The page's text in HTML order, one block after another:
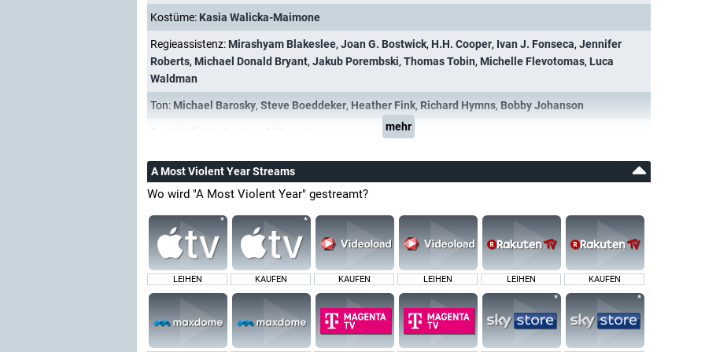
Kostüme: Kasia Walicka-Maimone
Regieassistenz: Mirashyam Blakeslee, Joan G. Bostwick, H.H. Cooper, Ivan J. Fonseca, Jennifer
Roberts, Michael Donald Bryant, Jakub Porembski, Thomas Tobin, Michelle Flevotomas, Luca
Waldman
Ton: Michael Barosky, Steve Boeddeker, Heather Fink, Richard Hymns, Bobby Johanson
mehr
A Most Violent Year Streams
Wo wird "A Most Violent Year" gestreamt?
LEIHEN KAUFEN KAUFEN LEIHEN LEIHEN KAUFEN